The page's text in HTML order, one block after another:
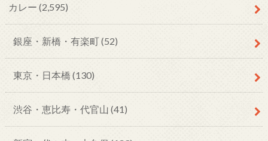
カレー (2,595)
銀座・新橋・有楽町(52)
東京・日本橋 (130)
渋谷・恵比寿・代官山 (41)